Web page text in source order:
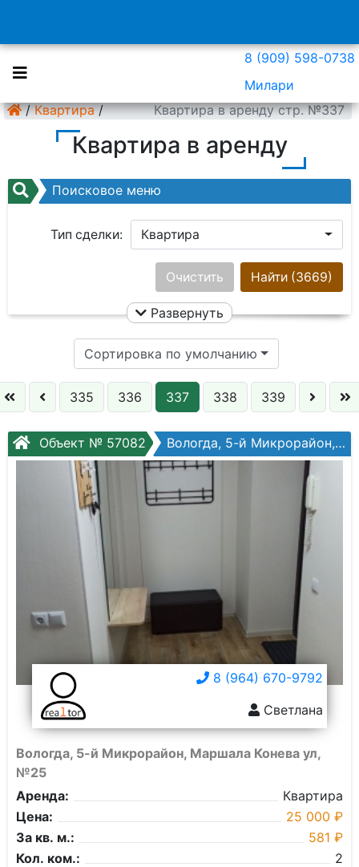
8 (909) 598-0738
Милари
/ Квартира / Квартира в аренду стр. №337
Квартира в аренду
Поисковое меню
Тип сделки: Квартира
Ничего не выбрано
Цена:
Кол. комнат:
Этаж:
Слово:
Найти (3669)
Очистить
Развернуть
Сортировка по умолчанию
335 336 337 338 339
Объект № 57082 Вологда, 5-й Микрорайон, Маршала Конева ул, №25
8 (964) 670-9792
Светлана
Вологда, 5-й Микрорайон, Маршала Конева ул,
№25
Аренда:
Квартира
Цена:
25 000 ₽
За кв. м.:
581 ₽
Кол. ком.:
2